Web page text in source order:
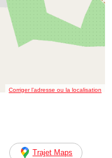
Corriger l’adresse ou la localisation
Trajet Maps